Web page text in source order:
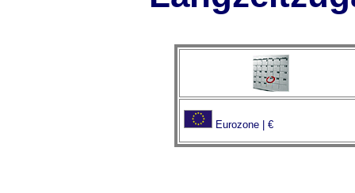
Eurozone | €